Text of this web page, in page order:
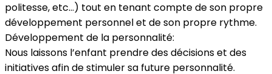
politesse, etc…) tout en tenant compte de son propre
développement personnel et de son propre rythme.
Développement de la personnalité:
Nous laissons l’enfant prendre des décisions et des
initiatives afin de stimuler sa future personnalité.